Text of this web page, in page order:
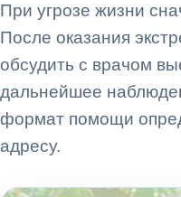
При угрозе жизни
После оказания
обсудить с врачом
дальнейшее
формат помощи
адресу.